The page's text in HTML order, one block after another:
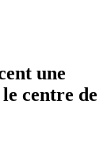
une
centre de